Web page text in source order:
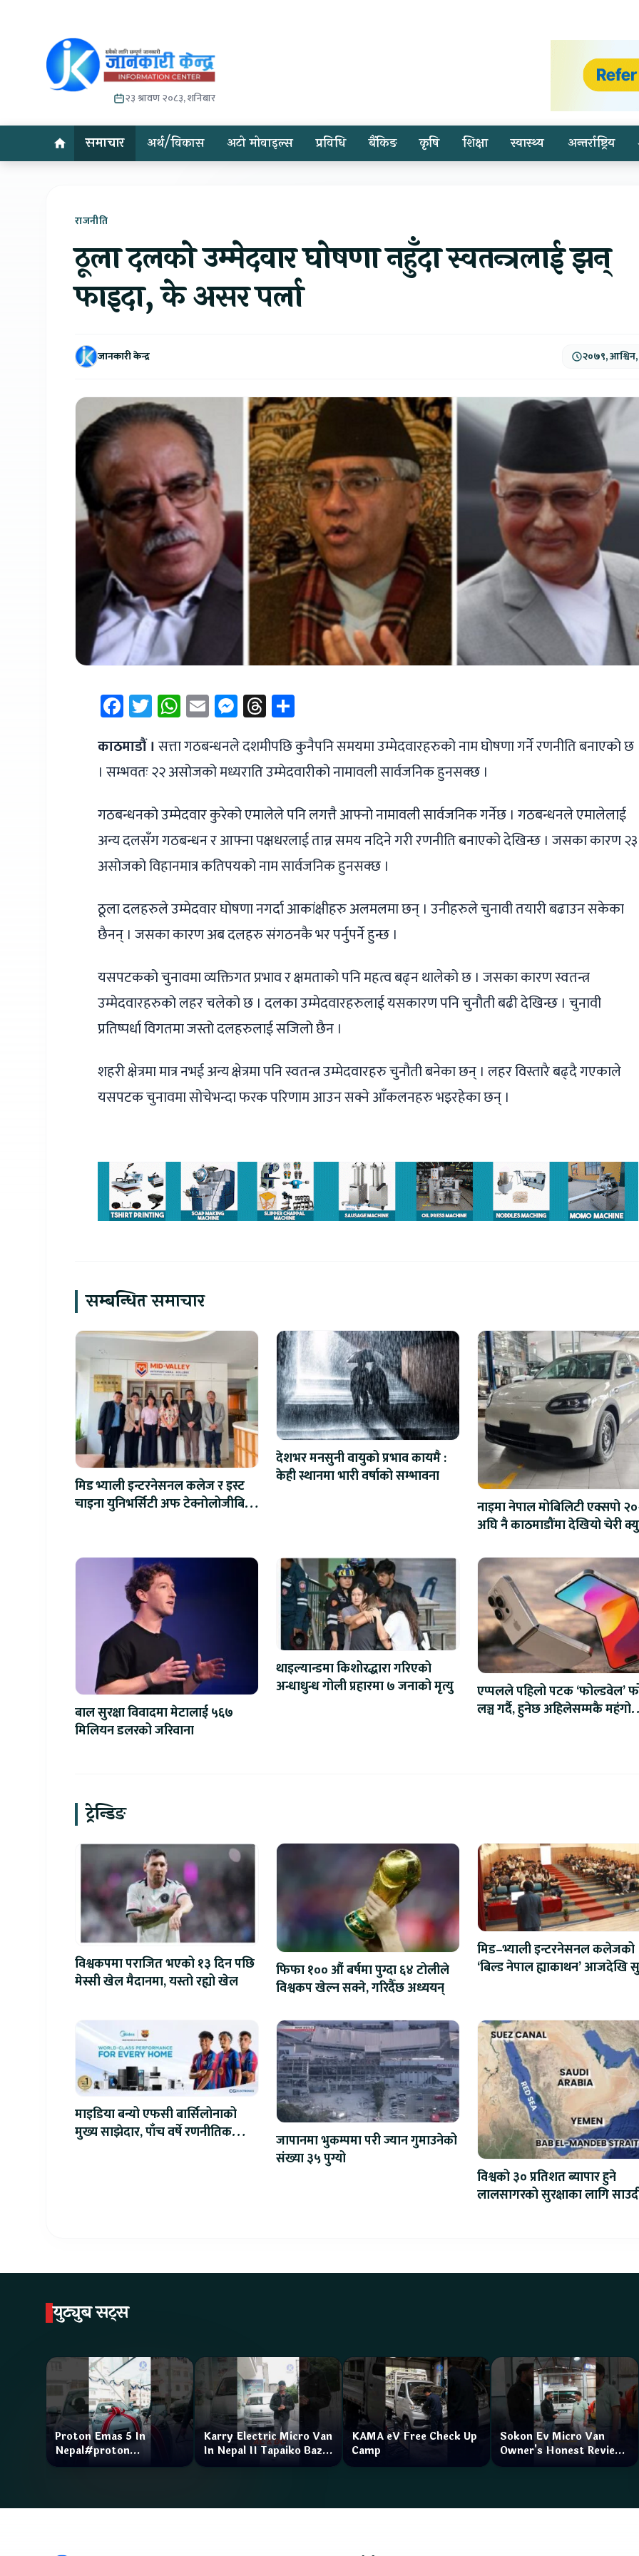
२३ श्रावण २०८३, शनिबार
समाचार अर्थ/विकास अटो मोवाइल्स प्रविधि बैंकिङ कृषि शिक्षा स्वास्थ्य अन्तर्राष्ट्रिय
राजनीति
ठूला दलको उम्मेदवार घोषणा नहुँदा स्वतन्त्रलाई झन्
फाइदा, के असर पर्ला
जानकारी केन्द्र २०७९,
Facebook
Twitter
WhatsApp
EmailMessenger
Threads
काठमाडौं । सत्ता गठबन्धनले दशमीपछि कुनैपनि समयमा उम्मेदवारहरुको नाम घोषणा गर्ने रणनीति बनाएको छ
। सम्भवतः २२ असोजको मध्यराति उम्मेदवारीको नामावली सार्वजनिक हुनसक्छ ।
गठबन्धनको उम्मेदवार कुरेको एमालेले पनि लगत्तै आफ्नो नामावली सार्वजनिक गर्नेछ । गठबन्धनले एमालेलाई
अन्य दलसँग गठबन्धन र आफ्ना पक्षधरलाई तान्न समय नदिने गरी रणनीति बनाएको देखिन्छ । जसका कारण २३
असोजको विहानमात्र कतिपयको नाम सार्वजनिक हुनसक्छ ।
ठूला दलहरुले उम्मेदवार घोषणा नगर्दा आकांक्षीहरु अलमलमा छन् । उनीहरुले चुनावी तयारी बढाउन सकेका
छैनन् । जसका कारण अब दलहरु संगठनकै भर पर्नुपर्ने हुन्छ ।
यसपटकको चुनावमा व्यक्तिगत प्रभाव र क्षमताको पनि महत्व बढ्न थालेको छ । जसका कारण स्वतन्त्र
उम्मेदवारहरुको लहर चलेको छ । दलका उम्मेदवारहरुलाई यसकारण पनि चुनौती बढी देखिन्छ । चुनावी
प्रतिष्पर्धा विगतमा जस्तो दलहरुलाई सजिलो छैन ।
शहरी क्षेत्रमा मात्र नभई अन्य क्षेत्रमा पनि स्वतन्त्र उम्मेदवारहरु चुनौती बनेका छन् । लहर विस्तारै बढ्दै गएकाले
यसपटक चुनावमा सोचेभन्दा फरक परिणाम आउन सक्ने आँकलनहरु भइरहेका छन् ।
सम्बन्धित समाचार
मिड भ्याली इन्टरनेसनल कलेज र इस्ट
चाइना युनिभर्सिटी अफ टेक्नोलोजीबिच
देशभर मनसुनी वायुको प्रभाव कायमै :
केही स्थानमा भारी वर्षाको सम्भावना
नाइमा नेपाल मोबिलिटी एक्सपो
अघि नै काठमाडौंमा देखियो चेरी क्यु
बाल सुरक्षा विवादमा मेटालाई ५६७
मिलियन डलरको जरिवाना
थाइल्यान्डमा किशोरद्धारा गरिएको
अन्धाधुन्ध गोली प्रहारमा ७ जनाको मृत्यु
एप्पलले पहिलो पटक ‘फोल्डवेल’
लञ्च गर्दै, हुनेछ अहिलेसम्मकै महंगो
ट्रेन्डिङ
विश्वकपमा पराजित भएको १३ दिन पछि
मेस्सी खेल मैदानमा, यस्तो रह्यो खेल
फिफा १०० औं बर्षमा पुग्दा ६४ टोलीले
विश्वकप खेल्न सक्ने, गरिदैँछ अध्ययन्
मिड–भ्याली इन्टरनेसनल कलेजको
‘बिल्ड नेपाल ह्याकाथन’ आजदेखि
माइडिया बन्यो एफसी बार्सिलोनाको
मुख्य साझेदार, पाँच वर्षे रणनीतिक
जापानमा भुकम्पमा परी ज्यान गुमाउनेको
संख्या ३५ पुग्यो
विश्वको ३० प्रतिशत ब्यापार हुने
लालसागरको सुरक्षाका लागि
युट्युब सट्स
Proton Emas 5 In
Nepal#proton
#protonemas5#protonnepal#evcarnepal
Karry Electric Micro Van
In Nepal II Tapaiko Bazar
II Jankari Kendra
KAMA eV Free Check Up
Camp
Sokon Ev Micro Van
Owner's Honest Review
How is the service?